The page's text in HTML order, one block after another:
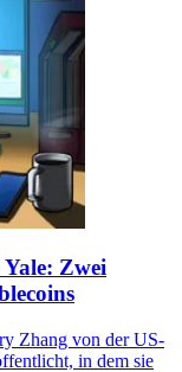
Zwei
Zhang von der US-
in dem sie